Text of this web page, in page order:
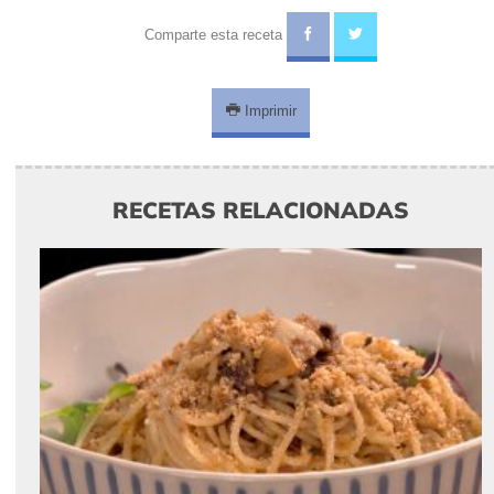
Comparte esta receta
Imprimir
RECETAS RELACIONADAS